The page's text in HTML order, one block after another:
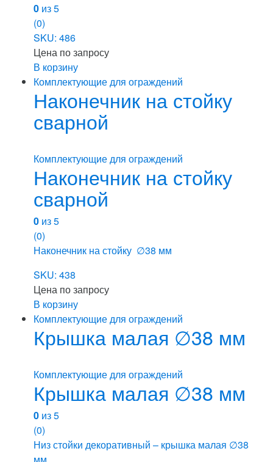
0 из 5
(0)
SKU: 486
Цена по запросу
В корзину
Комплектующие для ограждений
Наконечник на стойку
сварной
Комплектующие для ограждений
Наконечник на стойку
сварной
0 из 5
(0)
Наконечник на стойку ∅38 мм
SKU: 438
Цена по запросу
В корзину
Комплектующие для ограждений
Крышка малая ∅38 мм
Комплектующие для ограждений
Крышка малая ∅38 мм
0 из 5
(0)
Низ стойки декоративный – крышка малая ∅38
мм